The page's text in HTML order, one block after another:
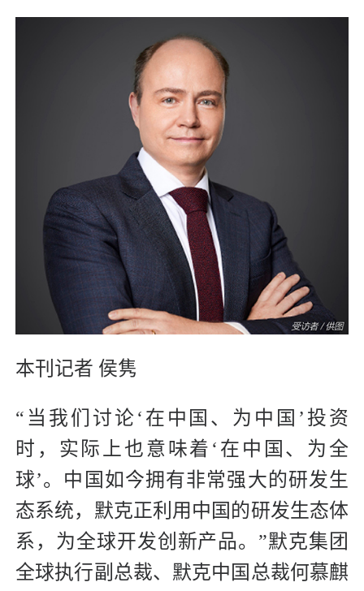
本刊记者 侯隽
“当我们讨论‘在中国、为中国’投资
时，实际上也意味着‘在中国、为全
球’。中国如今拥有非常强大的研发生
态系统，默克正利用中国的研发生态体
系，为全球开发创新产品。”默克集团
全球执行副总裁、默克中国总裁何慕麒